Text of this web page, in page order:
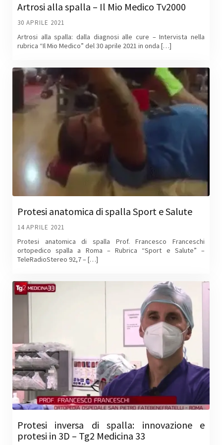
Artrosi alla spalla – Il Mio Medico Tv2000
30 APRILE 2021
Artrosi alla spalla: dalla diagnosi alle cure – Intervista nella
rubrica “Il Mio Medico” del 30 aprile 2021 in onda […]
Protesi anatomica di spalla Sport e Salute
14 APRILE 2021
Protesi anatomica di spalla Prof. Francesco Franceschi
ortopedico spalla a Roma – Rubrica “Sport e Salute” –
TeleRadioStereo 92,7 – […]
Protesi inversa di spalla: innovazione e
protesi in 3D – Tg2 Medicina 33